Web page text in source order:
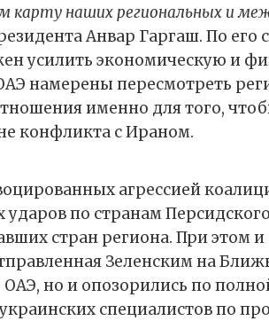
карту наших региональных и
Анвар Гаргаш. По его
усилить экономическую и
намерены пересмотреть
именно для того,
конфликта с Ираном.
агрессией
по странам
стран региона. При этом
Зеленским на
но и опозорились по
специалистов по